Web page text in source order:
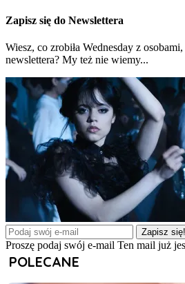
Zapisz się do Newslettera
Wiesz, co zrobiła Wednesday z
newslettera? My też nie wiemy...
Zapisz się!
Proszę podaj swój e-mail Ten mail już